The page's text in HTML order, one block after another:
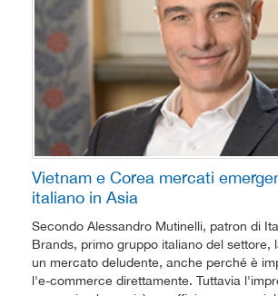
Vietnam e Corea mercati
italiano in Asia
Secondo Alessandro Mutinelli, patron di
Brands, primo gruppo italiano del settore,
un mercato deludente, anche perché è
l'e-commerce direttamente. Tuttavia